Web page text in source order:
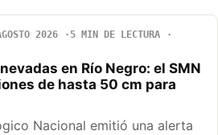
2026
5 MIN DE LECTURA
en Río Negro: el SMN
de hasta 50 cm para
Nacional emitió una alerta